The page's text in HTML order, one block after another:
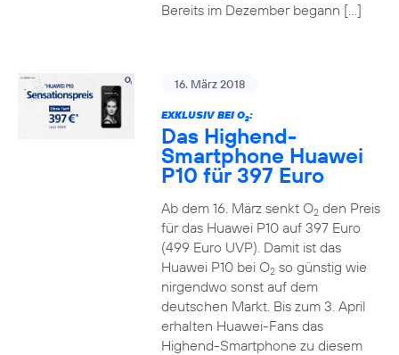
Bereits im Dezember begann […]
16. März 2018
EXKLUSIV BEI O2:
Das Highend-
Smartphone Huawei
P10 für 397 Euro
Ab dem 16. März senkt O2den Preis
für das Huawei P10 auf 397 Euro
(499 Euro UVP). Damit ist das
Huawei P10 bei O2so günstig wie
nirgendwo sonst auf dem
deutschen Markt. Bis zum 3. April
erhalten Huawei-Fans das
Highend-Smartphone zu diesem